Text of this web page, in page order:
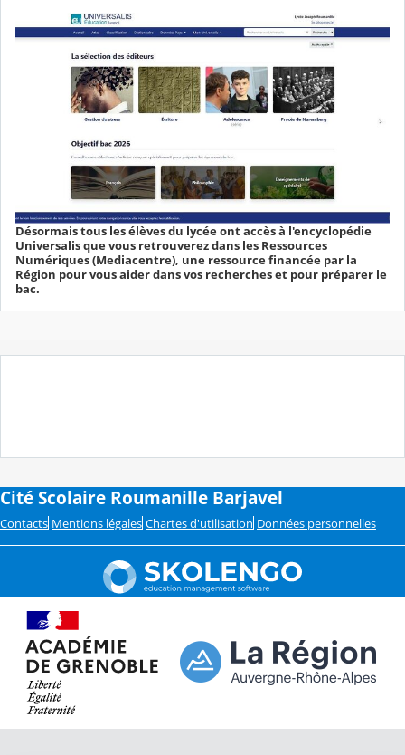
Désormais tous les élèves du lycée ont accès à l'encyclopédie
Universalis que vous retrouverez dans les Ressources
Numériques (Mediacentre), une ressource financée par la
Région pour vous aider dans vos recherches et pour préparer le
bac.
Cité Scolaire Roumanille Barjavel
Contacts Mentions légales Chartes d'utilisation Données personnelles